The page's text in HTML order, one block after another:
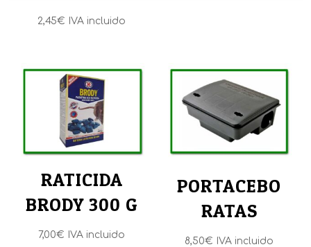
2,45€ IVA incluido
RATICIDA
BRODY 300 G
7,00€ IVA incluido
PORTACEBO
RATAS
8,50€ IVA incluido